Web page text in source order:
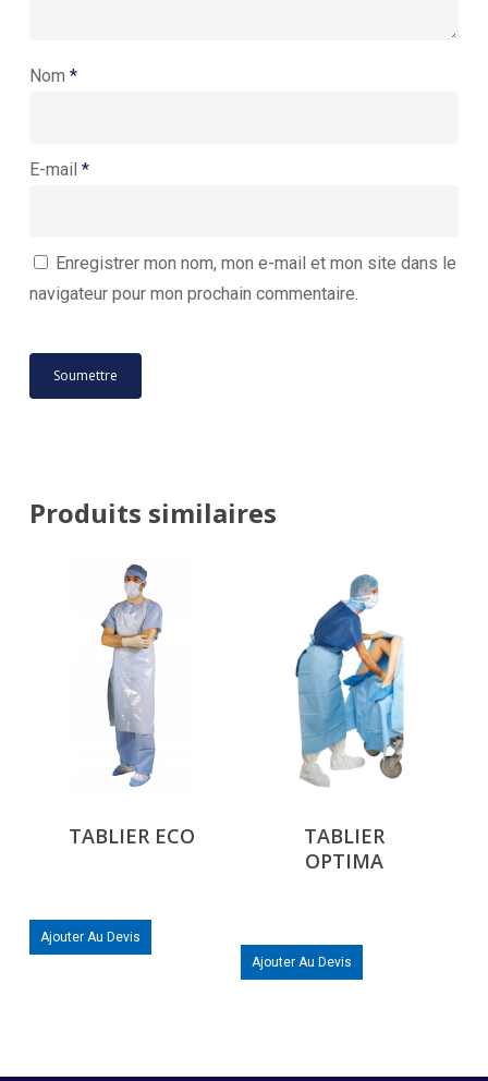
Nom *
E-mail *
Enregistrer mon nom, mon e-mail et mon site dans le
navigateur pour mon prochain commentaire.
Produits similaires
TABLIER ECO
Ajouter Au Devis
TABLIER
OPTIMA
Ajouter Au Devis